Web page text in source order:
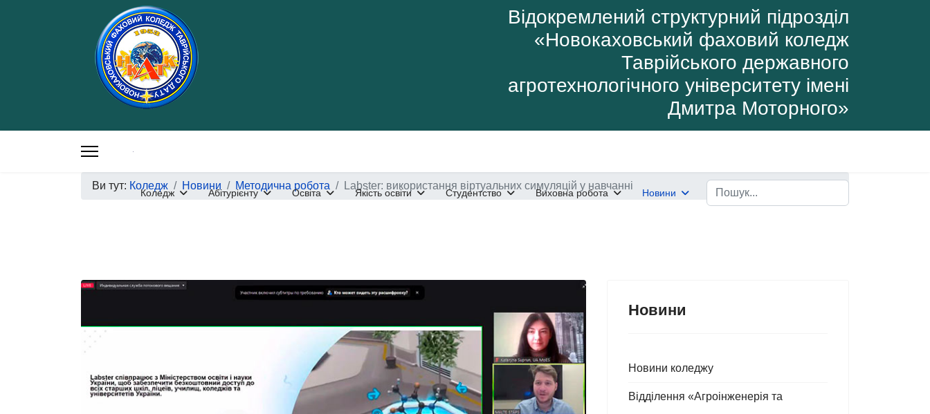
Відокремлений структурний підрозділ
«Новокаховський фаховий коледж
Таврійського державного
агротехнологічного університету імені
Дмитра Моторного»
Коледж Абітурієнту Освіта Якість освіти Студентство Виховна робота Новини Пошук
Ви тут: Коледж Новини Методична робота Labster: використання віртуальних симуляцій у навчанні
Новини
Новини коледжу
Відділення «Агроінженерія та